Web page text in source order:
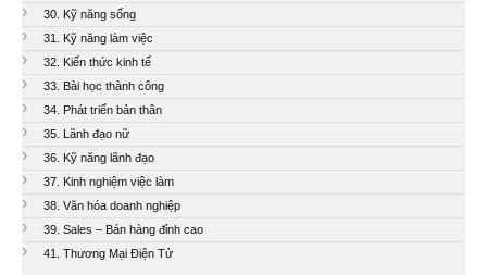
30. Kỹ năng sống
31. Kỹ năng làm việc
32. Kiến thức kinh tế
33. Bài học thành công
34. Phát triển bản thân
35. Lãnh đạo nữ
36. Kỹ năng lãnh đạo
37. Kinh nghiệm việc làm
38. Văn hóa doanh nghiệp
39. Sales – Bán hàng đỉnh cao
41. Thương Mại Điện Tử